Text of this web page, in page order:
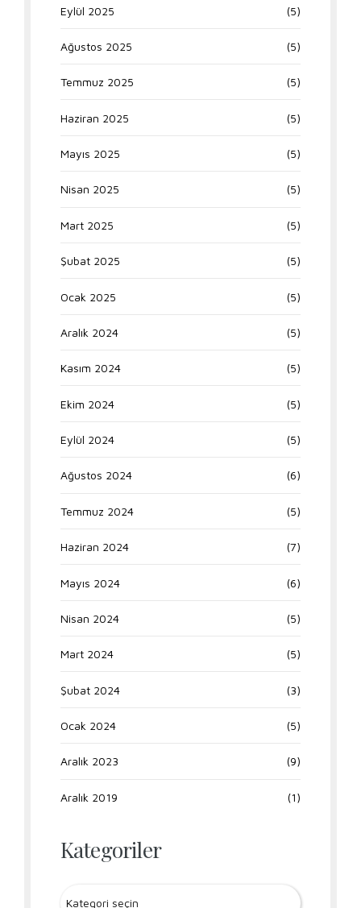
Eylül 2025 (5)
Ağustos 2025 (5)
Temmuz 2025 (5)
Haziran 2025 (5)
Mayıs 2025 (5)
Nisan 2025 (5)
Mart 2025 (5)
Şubat 2025 (5)
Ocak 2025 (5)
Aralık 2024 (5)
Kasım 2024 (5)
Ekim 2024 (5)
Eylül 2024 (5)
Ağustos 2024 (6)
Temmuz 2024 (5)
Haziran 2024 (7)
Mayıs 2024 (6)
Nisan 2024 (5)
Mart 2024 (5)
Şubat 2024 (3)
Ocak 2024 (5)
Aralık 2023 (9)
Aralık 2019 (1)
Kategoriler